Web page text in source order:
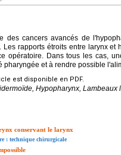
des cancers avancés de
rapports étroits entre larynx
opératoire. Dans tous les cas,
pharyngée et à rendre possible
est disponible en PDF.
Hypopharynx, Lambeaux
conservant le larynx
: technique chirurgicale